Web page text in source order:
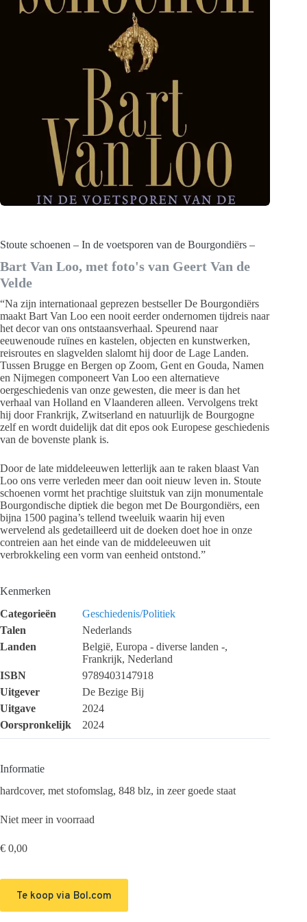
Stoute schoenen – In de voetsporen van de Bourgondiërs –
Bart Van Loo, met foto's van Geert Van de
Velde
“Na zijn internationaal geprezen bestseller De Bourgondiërs
maakt Bart Van Loo een nooit eerder ondernomen tijdreis naar
het decor van ons ontstaansverhaal. Speurend naar
eeuwenoude ruïnes en kastelen, objecten en kunstwerken,
reisroutes en slagvelden slalomt hij door de Lage Landen.
Tussen Brugge en Bergen op Zoom, Gent en Gouda, Namen
en Nijmegen componeert Van Loo een alternatieve
oergeschiedenis van onze gewesten, die meer is dan het
verhaal van Holland en Vlaanderen alleen. Vervolgens trekt
hij door Frankrijk, Zwitserland en natuurlijk de Bourgogne
zelf en wordt duidelijk dat dit epos ook Europese geschiedenis
van de bovenste plank is.
Door de late middeleeuwen letterlijk aan te raken blaast Van
Loo ons verre verleden meer dan ooit nieuw leven in. Stoute
schoenen vormt het prachtige sluitstuk van zijn monumentale
Bourgondische diptiek die begon met De Bourgondiërs, een
bijna 1500 pagina’s tellend tweeluik waarin hij even
wervelend als gedetailleerd uit de doeken doet hoe in onze
contreien aan het einde van de middeleeuwen uit
verbrokkeling een vorm van eenheid ontstond.”
Kenmerken
Categorieën
Geschiedenis/Politiek
Talen
Nederlands
Landen
België, Europa - diverse landen -,
Frankrijk, Nederland
ISBN
9789403147918
Uitgever
De Bezige Bij
Uitgave
2024
Oorspronkelijk
2024
Informatie
hardcover, met stofomslag, 848 blz, in zeer goede staat
Niet meer in voorraad
€ 0,00
Te koop via Bol.com